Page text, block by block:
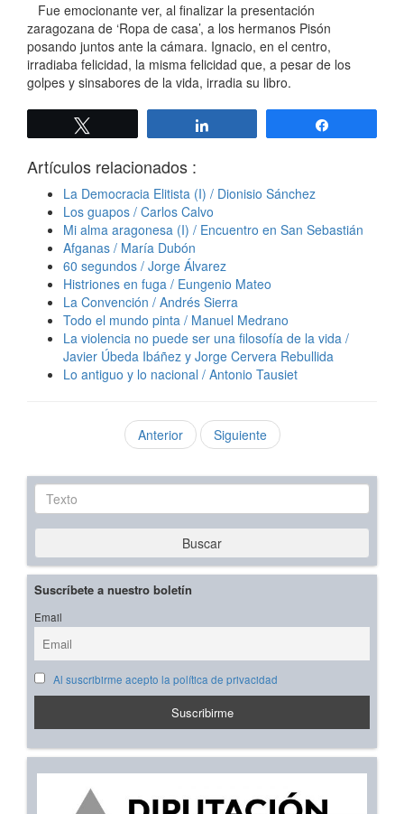
Fue emocionante ver, al finalizar la presentación
zaragozana de ‘Ropa de casa’, a los hermanos Pisón
posando juntos ante la cámara. Ignacio, en el centro,
irradiaba felicidad, la misma felicidad que, a pesar de los
golpes y sinsabores de la vida, irradia su libro.
Artículos relacionados :
La Democracia Elitista (I) / Dionisio Sánchez
Los guapos / Carlos Calvo
Mi alma aragonesa (I) / Encuentro en San Sebastián
Afganas / María Dubón
60 segundos / Jorge Álvarez
Histriones en fuga / Eungenio Mateo
La Convención / Andrés Sierra
Todo el mundo pinta / Manuel Medrano
La violencia no puede ser una filosofía de la vida /
Javier Úbeda Ibáñez y Jorge Cervera Rebullida
Lo antiguo y lo nacional / Antonio Tausiet
Anterior Siguiente
Texto
Buscar
Suscríbete a nuestro boletín
Email
Al suscribirme acepto la política de privacidad